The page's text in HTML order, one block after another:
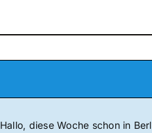
Hallo, diese Woche schon in